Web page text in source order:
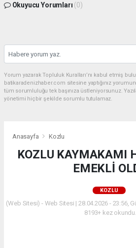
Okuyucu Yorumları (0)
Yorum yazarak Topluluk Kuralları’nı kabul etmiş
batikaradenizhaber.com sitesine yaptığınız
tüm sorumluluğu tek başınıza üstleniyorsunuz.
yönetimi hiçbir şekilde sorumlu tutulamaz.
Anasayfa Kozlu
KOZLU KAYMAKAMI
EMEKLİ
KOZLU
(Web Sitesi) - Web Sitesi | 28.04.2026 - 23:56,
8193+ kez okundu.